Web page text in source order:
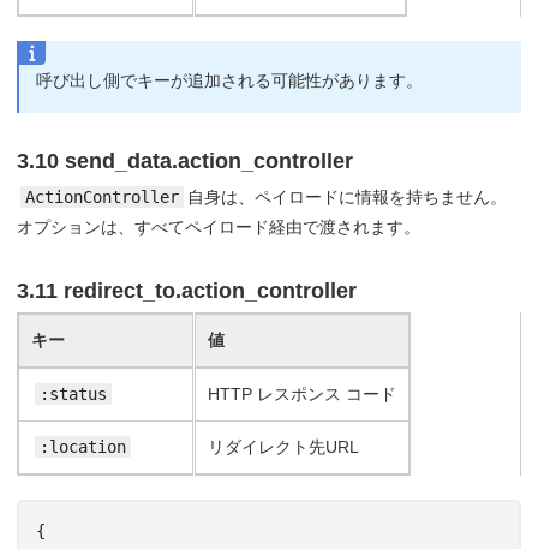
呼び出し側でキーが追加される可能性があります。
3.10 send_data.action_controller
ActionController 自身は、ペイロードに情報を持ちません。
オプションは、すべてペイロード経由で渡されます。
3.11 redirect_to.action_controller
値
HTTP レスポンス コード
リダイレクト先URL
キー
:status
:location
{